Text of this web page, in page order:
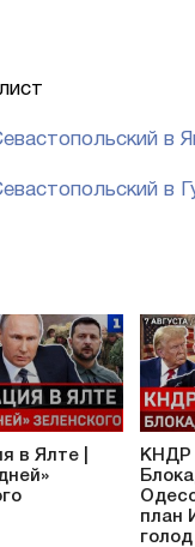
в
в
в Ялте |
КНДР
план